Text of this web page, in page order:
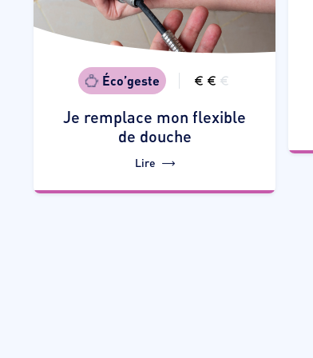
Éco’geste
Je remplace mon flexible
de douche
Lire